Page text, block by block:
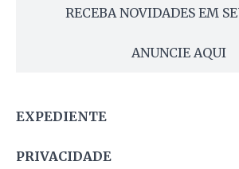
RECEBA NOVIDADES EM
ANUNCIE AQUI
EXPEDIENTE
PRIVACIDADE